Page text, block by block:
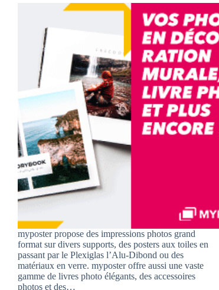
myposter propose des impressions photos grand
format sur divers supports, des posters aux toiles en
passant par le Plexiglas l’Alu-Dibond ou des
matériaux en verre. myposter offre aussi une vaste
gamme de livres photo élégants, des accessoires
photos et des…